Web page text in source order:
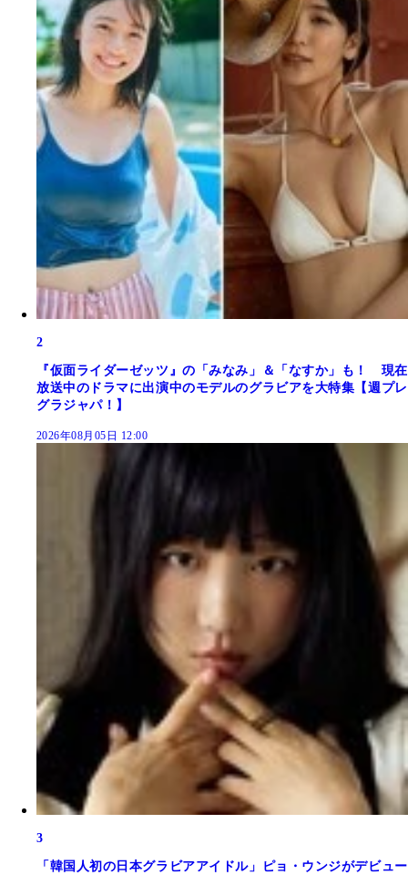
2
『仮面ライダーゼッツ』の「みなみ」＆「なすか」も！ 現在
放送中のドラマに出演中のモデルのグラビアを大特集【週プレ
グラジャパ！】
2026年08月05日 12:00
3
「韓国人初の日本グラビアアイドル」ピョ・ウンジがデビュー